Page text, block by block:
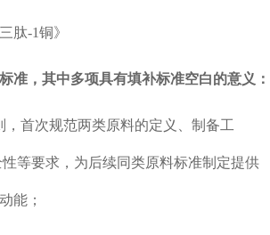
肽-1铜》
准，其中多项具有填补标准空白的意义：
，首次规范两类原料的定义、制备工
等要求，为后续同类原料标准制定提供
能；